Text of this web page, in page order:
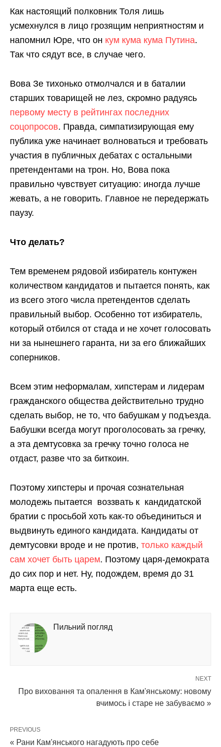
Как настоящий полковник Толя лишь
усмехнулся в лицо грозящим неприятностям и
напомнил Юре, что он кум кума кума Путина.
Так что сядут все, в случае чего.
Вова Зе тихонько отмолчался и в баталии
старших товарищей не лез, скромно радуясь
первому месту в рейтингах последних
соцопросов. Правда, симпатизирующая ему
публика уже начинает волноваться и требовать
участия в публичных дебатах с остальными
претендентами на трон. Но, Вова пока
правильно чувствует ситуацию: иногда лучше
жевать, а не говорить. Главное не передержать
паузу.
Что делать?
Тем временем рядовой избиратель контужен
количеством кандидатов и пытается понять, как
из всего этого числа претендентов сделать
правильный выбор. Особенно тот избиратель,
который отбился от стада и не хочет голосовать
ни за нынешнего гаранта, ни за его ближайших
соперников.
Всем этим неформалам, хипстерам и лидерам
гражданского общества действительно трудно
сделать выбор, не то, что бабушкам у подъезда.
Бабушки всегда могут проголосовать за гречку,
а эта демтусовка за гречку точно голоса не
отдаст, разве что за биткоин.
Поэтому хипстеры и прочая сознательная
молодежь пытается воззвать к кандидатской
братии с просьбой хоть как-то объединиться и
выдвинуть единого кандидата. Кандидаты от
демтусовки вроде и не против, только каждый
сам хочет быть царем. Поэтому царя-демократа
до сих пор и нет. Ну, подождем, время до 31
марта еще есть.
Пильний погляд
NEXT
Про виховання та опалення в Кам'янському: новому
вчимось і старе не забуваємо »
PREVIOUS
« Рани Кам'янського нагадують про себе